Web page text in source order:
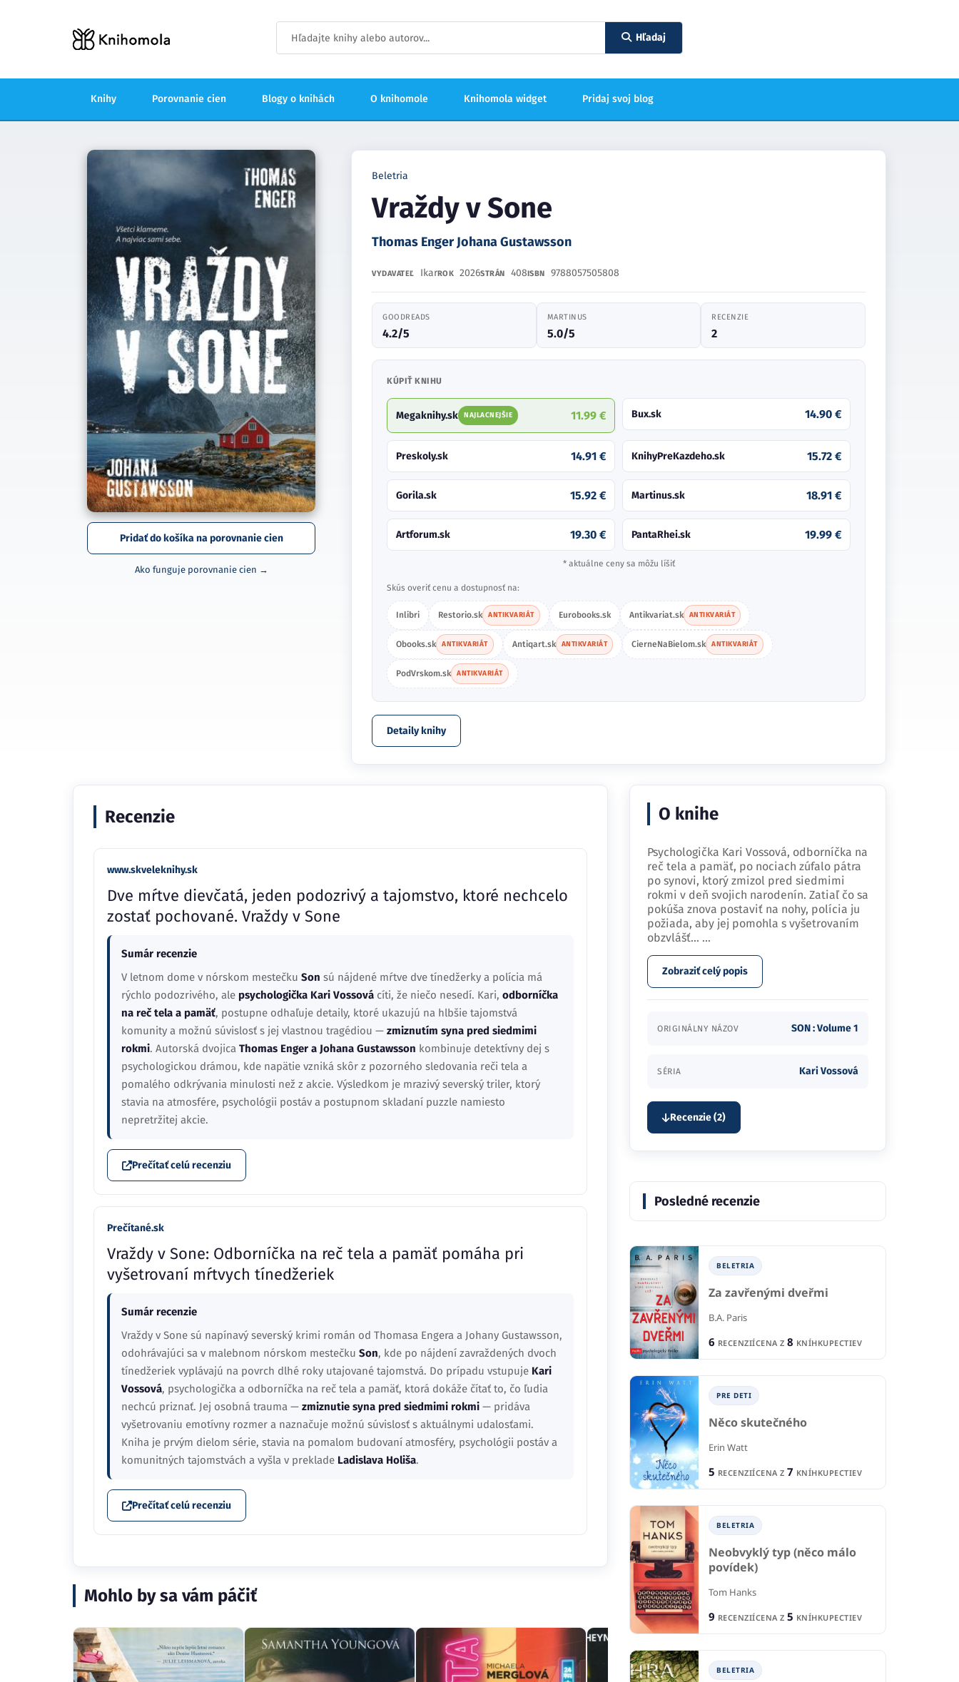
Hľadaj
Knihy Porovnanie cien Blogy o knihách O knihomole Knihomola widget Pridaj svoj blog
Pridať do košíka na porovnanie cien
Ako funguje porovnanie cien →
Beletria
Vraždy v Sone
Thomas Enger Johana Gustawsson
VYDAVATEĽ IkarROK 2026STRÁN 408ISBN 9788057505808
GOODREADS
4.2/5
MARTINUS
5.0/5
RECENZIE
2
KÚPIŤ KNIHU
Megaknihy.sk NAJLACNEJŠIE 11.99 € Bux.sk 14.90 €
Preskoly.sk 14.91 € KnihyPreKazdeho.sk 15.72 €
Gorila.sk 15.92 € Martinus.sk 18.91 €
Artforum.sk 19.30 € PantaRhei.sk 19.99 €
* aktuálne ceny sa môžu líšiť
Skús overiť cenu a dostupnosť na:
Inlibri Restorio.sk ANTIKVARIÁT Eurobooks.sk Antikvariat.sk ANTIKVARIÁT
Obooks.sk ANTIKVARIÁT Antiqart.sk ANTIKVARIÁT CierneNaBielom.sk ANTIKVARIÁT
PodVrskom.sk ANTIKVARIÁT
Detaily knihy
Recenzie
www.skveleknihy.sk
Dve mŕtve dievčatá, jeden podozrivý a tajomstvo, ktoré nechcelo
zostať pochované. Vraždy v Sone
Sumár recenzie
V letnom dome v nórskom mestečku Son sú nájdené mŕtve dve tínedžerky a polícia má
rýchlo podozrivého, ale psychologička Kari Vossová cíti, že niečo nesedí. Kari, odborníčka
na reč tela a pamäť, postupne odhaľuje detaily, ktoré ukazujú na hlbšie tajomstvá
komunity a možnú súvislosť s jej vlastnou tragédiou — zmiznutím syna pred siedmimi
rokmi. Autorská dvojica Thomas Enger a Johana Gustawsson kombinuje detektívny dej s
psychologickou drámou, kde napätie vzniká skôr z pozorného sledovania reči tela a
pomalého odkrývania minulosti než z akcie. Výsledkom je mrazivý severský triler, ktorý
stavia na atmosfére, psychológii postáv a postupnom skladaní puzzle namiesto
nepretržitej akcie.
Prečítať celú recenziu
Prečítané.sk
Vraždy v Sone: Odborníčka na reč tela a pamäť pomáha pri
vyšetrovaní mŕtvych tínedžeriek
Sumár recenzie
Vraždy v Sone sú napínavý severský krimi román od Thomasa Engera a Johany Gustawsson,
odohrávajúci sa v malebnom nórskom mestečku Son, kde po nájdení zavraždených dvoch
tínedžeriek vyplávajú na povrch dlhé roky utajované tajomstvá. Do prípadu vstupuje Kari
Vossová, psychologička a odborníčka na reč tela a pamäť, ktorá dokáže čítať to, čo ľudia
nechcú priznať. Jej osobná trauma — zmiznutie syna pred siedmimi rokmi — pridáva
vyšetrovaniu emotívny rozmer a naznačuje možnú súvislosť s aktuálnymi udalosťami.
Kniha je prvým dielom série, stavia na pomalom budovaní atmosféry, psychológii postáv a
komunitných tajomstvách a vyšla v preklade Ladislava Holiša.
Prečítať celú recenziu
Mohlo by sa vám páčiť
O knihe
Psychologička Kari Vossová, odborníčka na
reč tela a pamäť, po nociach zúfalo pátra
po synovi, ktorý zmizol pred siedmimi
rokmi v deň svojich narodenín. Zatiaľ čo sa
pokúša znova postaviť na nohy, polícia ju
požiada, aby jej pomohla s vyšetrovaním
obzvlášť… ...
Zobraziť celý popis
ORIGINÁLNY NÁZOV SON : Volume 1
SÉRIA Kari Vossová
Recenzie (2)
Posledné recenzie
BELETRIA
Za zavřenými dveřmi
B.A. Paris
6 RECENZIÍCENA Z 8 KNÍHKUPECTIEV
PRE DETI
Něco skutečného
Erin Watt
5 RECENZIÍCENA Z 7 KNÍHKUPECTIEV
BELETRIA
Neobvyklý typ (něco málo
povídek)
Tom Hanks
9 RECENZIÍCENA Z 5 KNÍHKUPECTIEV
BELETRIA